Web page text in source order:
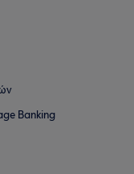
Banking